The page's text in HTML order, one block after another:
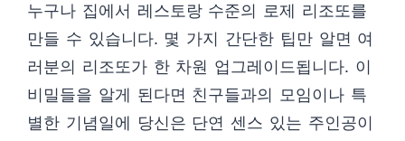
누구나 집에서 레스토랑 수준의 로제 리조또를
만들 수 있습니다. 몇 가지 간단한 팁만 알면 여
러분의 리조또가 한 차원 업그레이드됩니다. 이
비밀들을 알게 된다면 친구들과의 모임이나 특
별한 기념일에 당신은 단연 센스 있는 주인공이